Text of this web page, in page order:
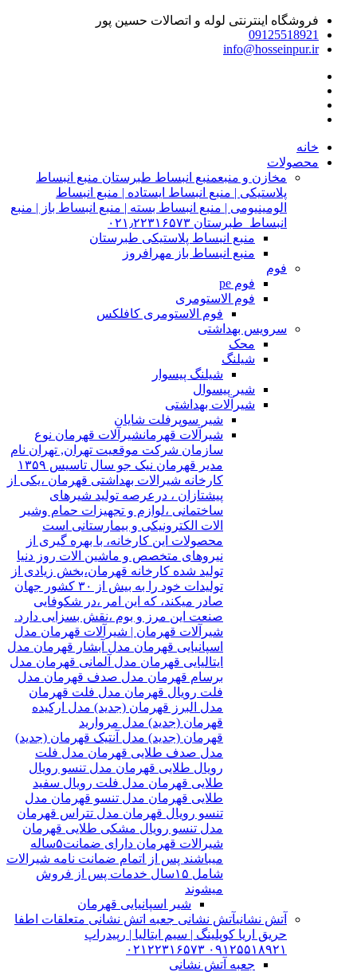
فروشگاه اینترنتی لوله و اتصالات حسین پور
09125518921
info@hosseinpur.ir
خانه
محصولات
مخازن و منبعمنبع انبساط طبرستان منبع انبساط
پلاستیکی | منبع انبساط ایستاده | منبع انبساط
الومینیومی | منبع انبساط بسته | منبع انبساط باز | منبع
انبساط طبرستان ۰۲۱٫۲۲۳۱۶۵۷۳
منبع انبساط پلاستیکی طبرستان
منبع انبساط باز مهرافروز
فوم
فوم pe
فوم الاستومری
فوم الاستومری کافلکس
سرویس بهداشتی
محک
شیلنگ
شیلنگ پیسوار
شیر پیسوال
شیرآلات بهداشتی
شیر سوپرفلت شایان
شیرآلات قهرمانشیرآلات قهرمان نوع
سازمان شرکت موقعیت تهران, تهران نام
مدیر قهرمان نیک جو سال تاسیس ۱۳۵۹
کارخانه شیرالات بهداشتی قهرمان ،یکی از
پیشتازان ، درعرصه تولید شیرهای
ساختمانی ،لوازم و تجهیزات حمام وشیر
الات الکترونیکی و بیمارستانی است
محصولات این کارخانه، با بهره گیری از
نیروهای متخصص و ماشین الات روز دنیا
تولید شده کارخانه قهرمان،بخش زیادی از
تولیدات خود را به بیش از ۳۰ کشور جهان
صادر میکند، که این امر ،در شکوفایی
صنعت این مرز و بوم ،نقش بسزایی دارد.
شیرآلات قهرمان | شیرآلات قهرمان مدل
اسپانیایی قهرمان مدل آبشار قهرمان مدل
ایتالیایی قهرمان مدل آلمانی قهرمان مدل
برسام قهرمان مدل صدف قهرمان مدل
فلت رویال قهرمان مدل فلت قهرمان
مدل البرز قهرمان (جدید) مدل ارکیده
قهرمان (جدید) مدل مروارید
قهرمان (جدید) مدل آنتیک قهرمان (جدید)
مدل صدف طلایی قهرمان مدل فلت
رویال طلایی قهرمان مدل تنسو رویال
طلایی قهرمان مدل فلت رویال سفید
طلایی قهرمان مدل تنسو قهرمان مدل
تنسو رویال قهرمان مدل تتراس قهرمان
مدل تنسو رویال مشکی طلایی قهرمان
شیرالات قهرمان دارای ضمانت۵ساله
میباشند پس از اتمام ضمانت نامه شیرالات
شامل ۱۵سال خدمات پس از فروش
میشوند
شیر اسپانیایی قهرمان
آتش نشانیآتش نشانی جعبه اتش نشانی متعلقات اطفا
حریق اریا کوپلینگ | سیم ایتالیا | رپیدراپ
۰۹۱۲۵۵۱۸۹۲۱ ۰۲۱۲۲۳۱۶۵۷۳
جعبه آتش نشانی